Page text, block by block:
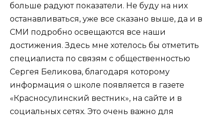
больше радуют показатели. Не буду на них
останавливаться, уже все сказано выше, да и в
СМИ подробно освещаются все наши
достижения. Здесь мне хотелось бы отметить
специалиста по связям с общественностью
Сергея Беликова, благодаря которому
информация о школе появляется в газете
«Красносулинский вестник», на сайте и в
социальных сетях. Это очень важно для